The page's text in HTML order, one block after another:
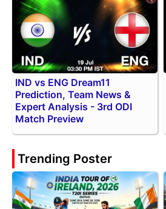
IND vs ENG Dream11
Prediction, Team News &
Expert Analysis - 3rd ODI
Match Preview
Trending Poster